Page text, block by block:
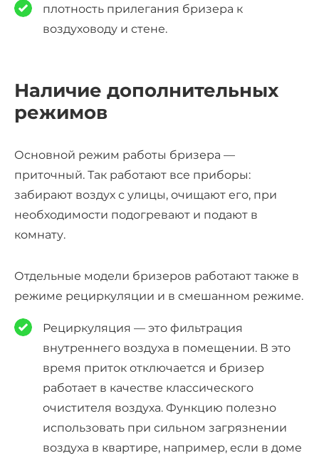
плотность прилегания бризера к
воздуховоду и стене.
Наличие дополнительных
режимов
Основной режим работы бризера —
приточный. Так работают все приборы:
забирают воздух с улицы, очищают его, при
необходимости подогревают и подают в
комнату.
Отдельные модели бризеров работают также в
режиме рециркуляции и в смешанном режиме.
Рециркуляция — это фильтрация
внутреннего воздуха в помещении. В это
время приток отключается и бризер
работает в качестве классического
очистителя воздуха. Функцию полезно
использовать при сильном загрязнении
воздуха в квартире, например, если в доме